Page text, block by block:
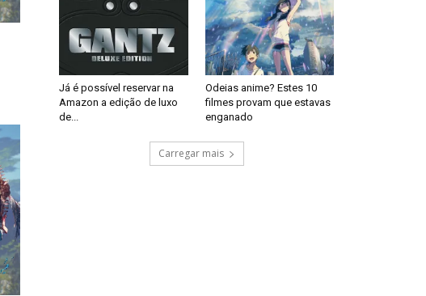
Já é possível reservar na
Amazon a edição de luxo
de...
Odeias anime? Estes 10
filmes provam que estavas
enganado
Carregar mais